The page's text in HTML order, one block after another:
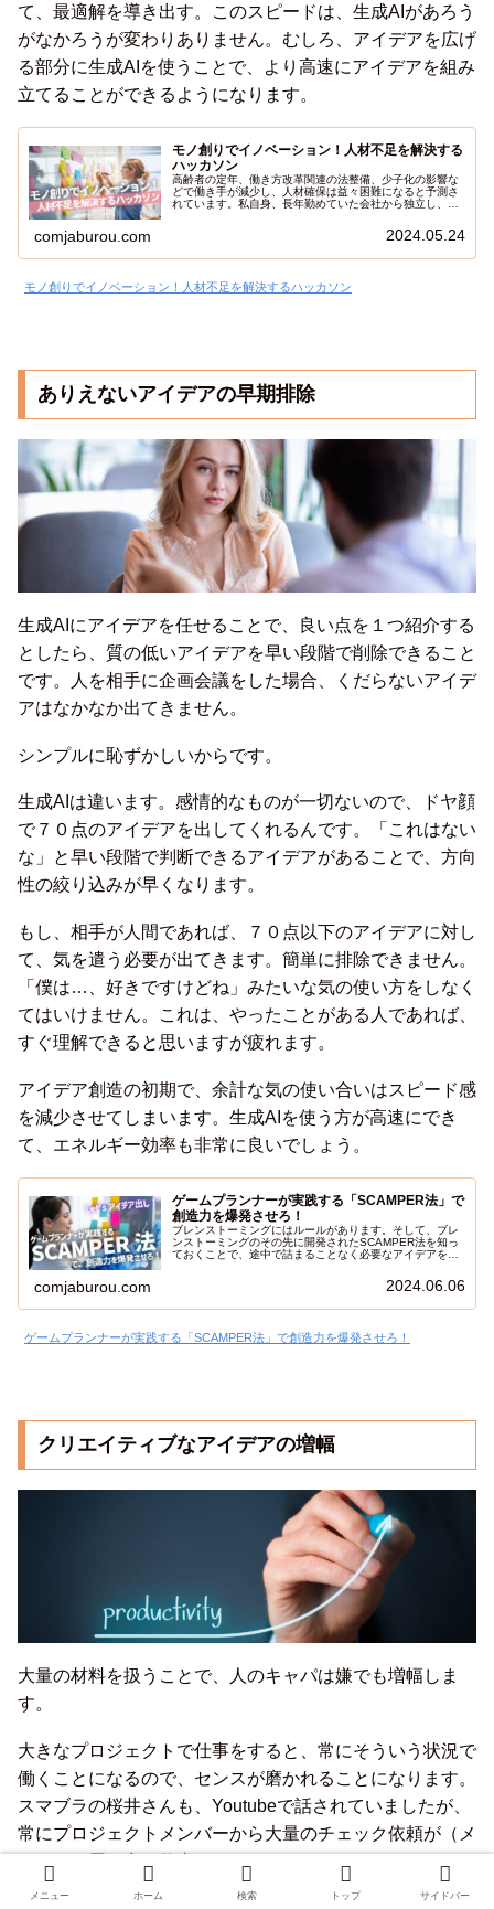
て、最適解を導き出す。このスピードは、生成AIがあろう
がなかろうが変わりありません。むしろ、アイデアを広げ
る部分に生成AIを使うことで、より高速にアイデアを組み
立てることができるようになります。
モノ創りでイノベーション！人材不足を解決する
ハッカソン
高齢者の定年、働き方改革関連の法整備、少子化の影響な
どで働き手が減少し、人材確保は益々困難になると予測さ
れています。私自身、長年勤めていた会社から独立し、フ
後は会社に勤めない選択肢が増えるのではないかと感じて
います。そんな人材採用・人材教育という点で厳しい時代
comjaburou.com 2024.05.24
モノ創りでイノベーション！人材不足を解決するハッカソン
ありえないアイデアの早期排除
生成AIにアイデアを任せることで、良い点を１つ紹介する
としたら、質の低いアイデアを早い段階で削除できること
です。人を相手に企画会議をした場合、くだらないアイデ
アはなかなか出てきません。
シンプルに恥ずかしいからです。
生成AIは違います。感情的なものが一切ないので、ドヤ顔
で７０点のアイデアを出してくれるんです。「これはない
な」と早い段階で判断できるアイデアがあることで、方向
性の絞り込みが早くなります。
もし、相手が人間であれば、７０点以下のアイデアに対し
て、気を遣う必要が出てきます。簡単に排除できません。
「僕は…、好きですけどね」みたいな気の使い方をしなく
てはいけません。これは、やったことがある人であれば、
すぐ理解できると思いますが疲れます。
アイデア創造の初期で、余計な気の使い合いはスピード感
を減少させてしまいます。生成AIを使う方が高速にでき
て、エネルギー効率も非常に良いでしょう。
ゲームプランナーが実践する「SCAMPER法」で
創造力を爆発させろ！
ブレンストーミングにはルールがあります。そして、ブレ
ンストーミングのその先に開発されたSCAMPER法を知っ
ておくことで、途中で詰まることなく必要なアイデアを導
がるようになります。この記事でSCAMPERを知り、アイ
comjaburou.com 2024.06.06
ゲームプランナーが実践する「SCAMPER法」で創造力を爆発させろ！
クリエイティブなアイデアの増幅
大量の材料を扱うことで、人のキャパは嫌でも増幅しま
す。
大きなプロジェクトで仕事をすると、常にそういう状況で
働くことになるので、センスが磨かれることになります。
スマブラの桜井さんも、Youtubeで話されていましたが、
常にプロジェクトメンバーから大量のチェック依頼が（メ
メニュー ホーム 検索 トップ サイドバー